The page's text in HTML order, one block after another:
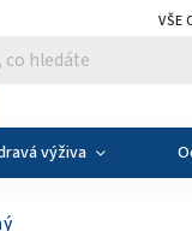
VŠE
výživa